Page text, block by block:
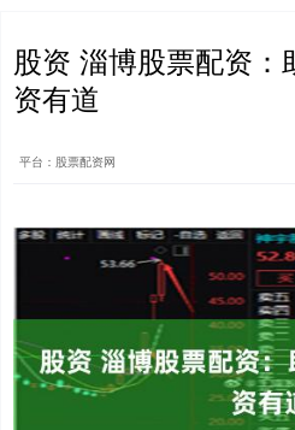
股资 淄博股票配资：
资有道
平台：股票配资网